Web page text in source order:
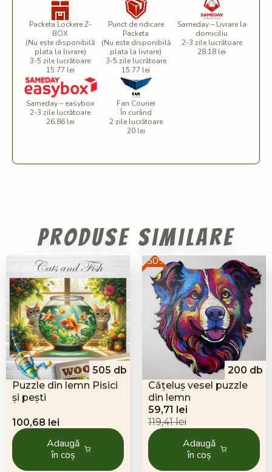
Packeta Lockere Z-
BOX
(Nu este disponibilă
plata la livrare)
3-5 zile lucrătoare
15.77 lei
Punct de ridicare
Packeta
(Nu este disponibilă
plata la livrare)
3-5 zile lucrătoare
15.77 lei
Sameday – Livrare la
domiciliu
2-3 zile lucrătoare
28.18 lei
Sameday – easybox
2-3 zile lucrătoare
26.86 lei
Fan Courier
În curând
2 zile lucrătoare
20 lei
Produse similare
505 db
Puzzle din lemn Pisici
și pești
100,68 lei
Adaugă
în coș
-50%
200 db
Cățeluș vesel puzzle
din lemn
119,41lei
Prețul
inițial
a
fost:
119,41 lei.
59,71 lei
Prețul
curent
este:
59,71 lei.Adaugă
în coș